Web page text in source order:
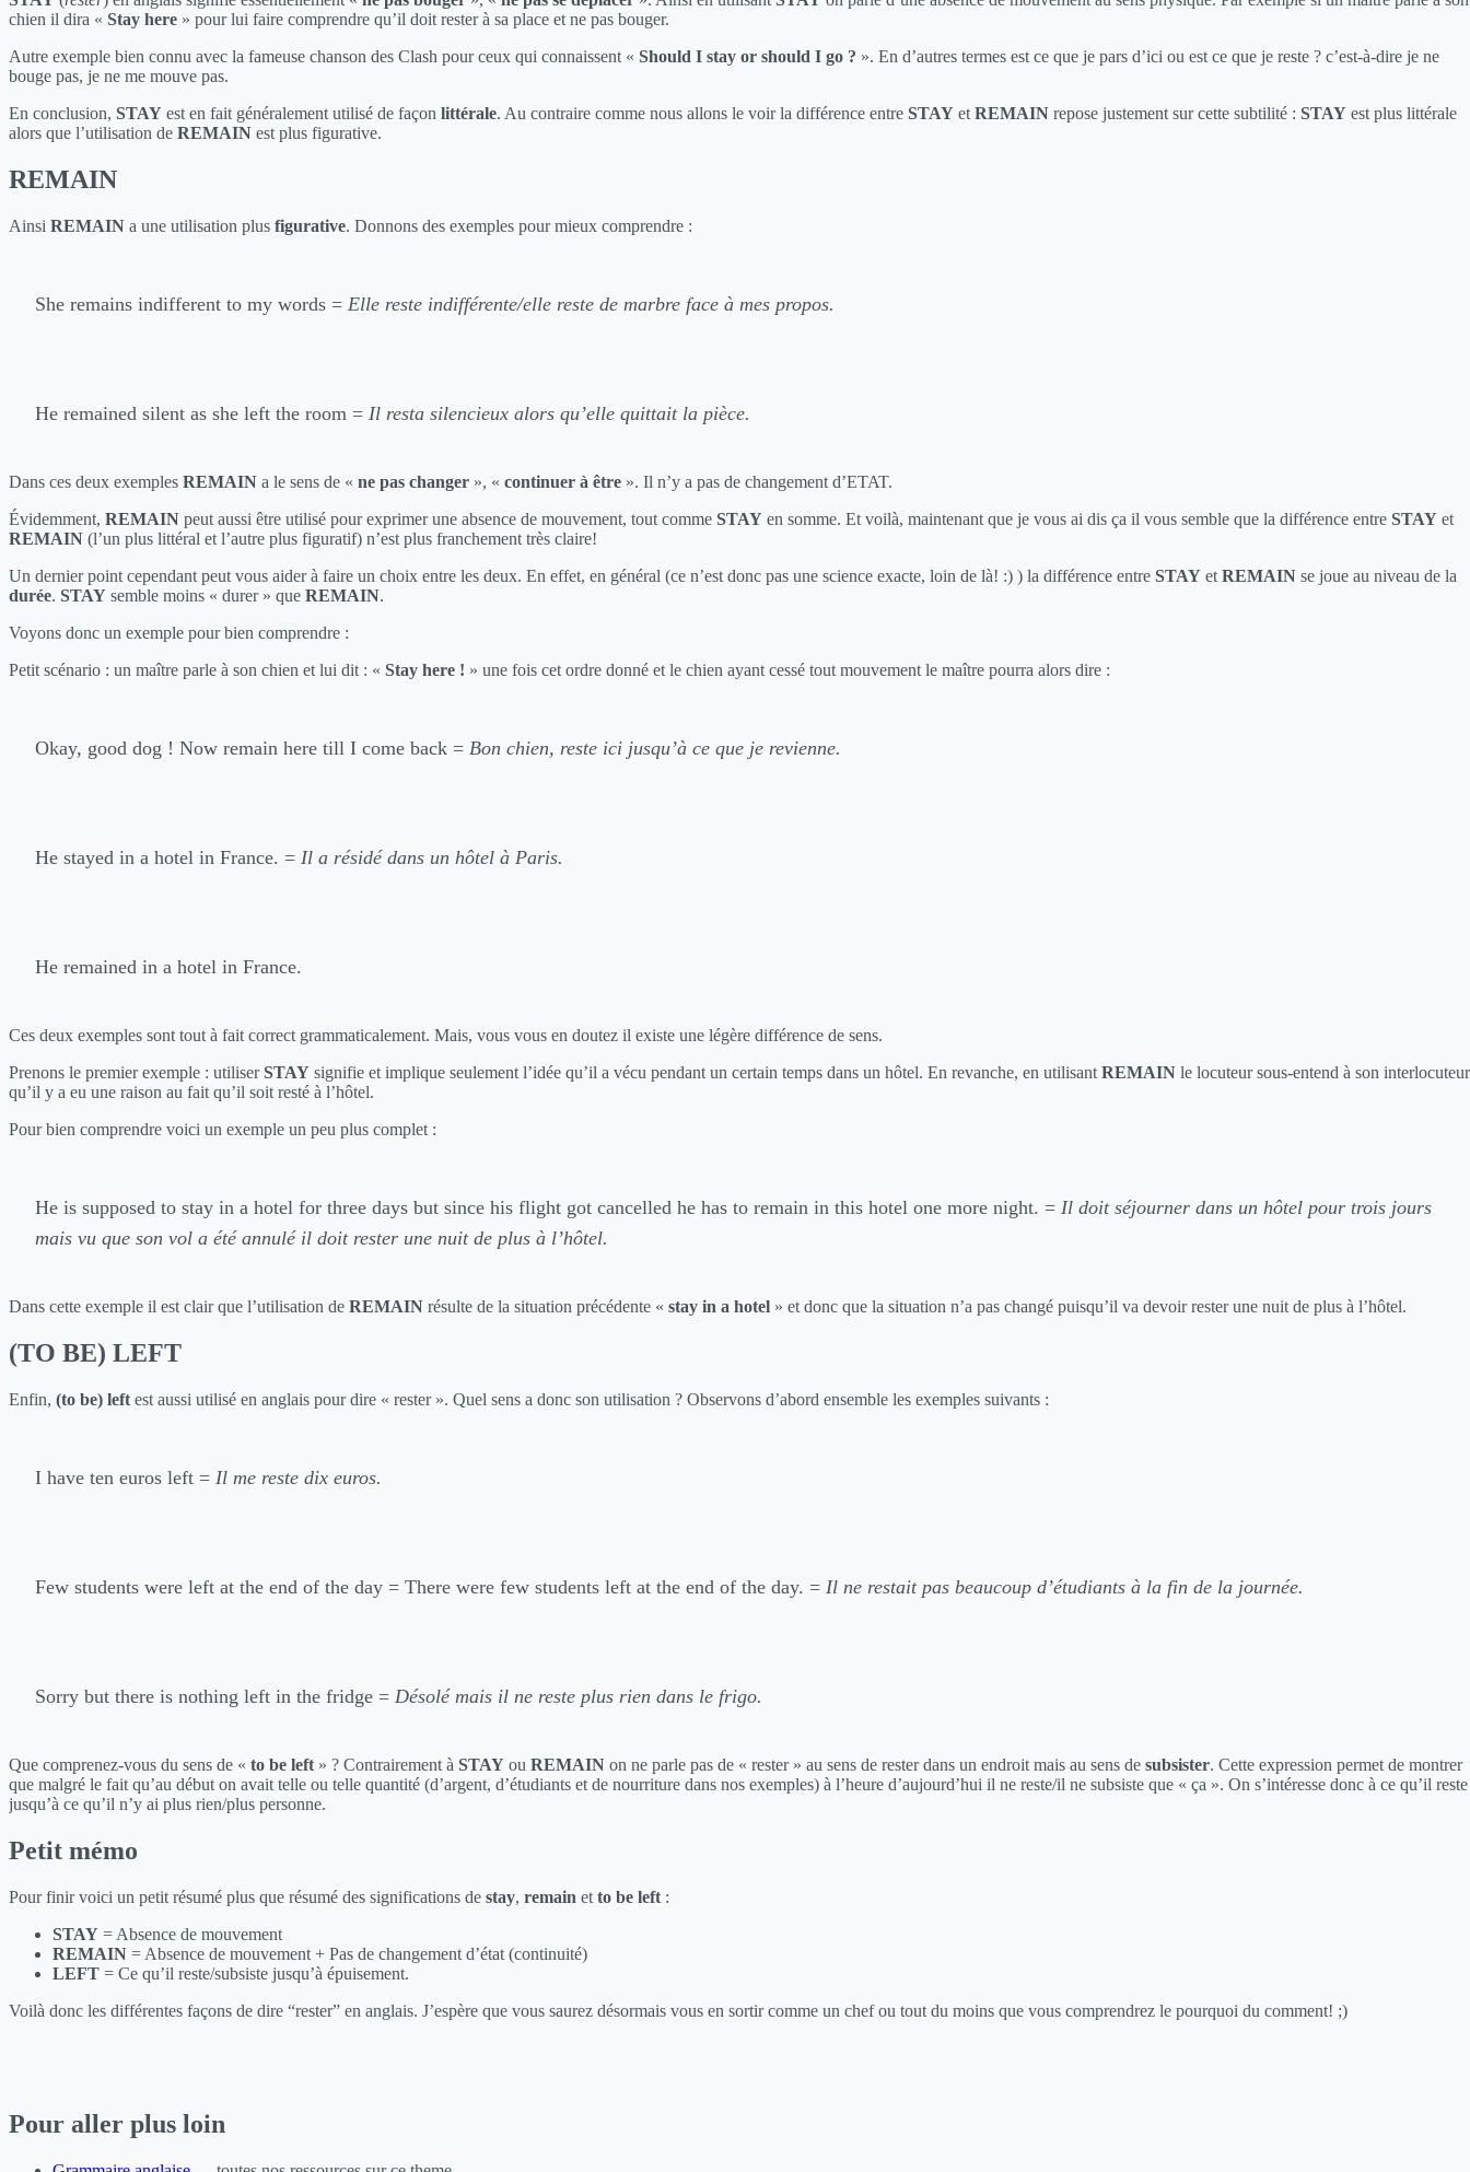
chien il dira « Stay here » pour lui faire comprendre qu’il doit rester à sa place et ne pas bouger.
Autre exemple bien connu avec la fameuse chanson des Clash pour ceux qui connaissent « Should I stay or should I go ? ». En d’autres termes est ce que je pars d’ici ou est ce que je reste ? c’est-à-dire je ne
bouge pas, je ne me mouve pas.
En conclusion, STAY est en fait généralement utilisé de façon littérale. Au contraire comme nous allons le voir la différence entre STAY etREMAIN repose justement sur cette subtilité : STAY est plus littérale
alors que l’utilisation de REMAIN est plus figurative.
REMAIN
Ainsi REMAIN a une utilisation plus figurative. Donnons des exemples pour mieux comprendre :
She remains indifferent to my words = Elle reste indifférente/elle reste de marbre face à mes propos.
He remained silent as she left the room = Il resta silencieux alors qu’elle quittait la pièce.
Dans ces deux exemples REMAIN a le sens de « ne pas changer », « continuer à être ». Il n’y a pas de changement d’ETAT.
Évidemment, REMAIN peut aussi être utilisé pour exprimer une absence de mouvement, tout comme STAY en somme. Et voilà, maintenant que je vous ai dis ça il vous semble que la différence entre STAY et
REMAIN (l’un plus littéral et l’autre plus figuratif) n’est plus franchement très claire!
Un dernier point cependant peut vous aider à faire un choix entre les deux. En effet, en général (ce n’est donc pas une science exacte, loin de là! :) ) la différence entre STAY et REMAIN se joue au niveau de la
durée. STAY semble moins « durer » que REMAIN.
Voyons donc un exemple pour bien comprendre :
Petit scénario : un maître parle à son chien et lui dit : « Stay here ! » une fois cet ordre donné et le chien ayant cessé tout mouvement le maître pourra alors dire :
Okay, good dog ! Now remain here till I come back = Bon chien, reste ici jusqu’à ce que je revienne.
He stayed in a hotel in France. = Il a résidé dans un hôtel à Paris.
He remained in a hotel in France.
Ces deux exemples sont tout à fait correct grammaticalement. Mais, vous vous en doutez il existe une légère différence de sens.
Prenons le premier exemple : utiliserSTAY signifie et implique seulement l’idée qu’il a vécu pendant un certain temps dans un hôtel. En revanche, en utilisant REMAIN le locuteur sous-entend à son interlocuteur
qu’il y a eu une raison au fait qu’il soit resté à l’hôtel.
Pour bien comprendre voici un exemple un peu plus complet :
He is supposed to stay in a hotel for three days but since his flight got cancelled he has to remain in this hotel one more night. = Il doit séjourner dans un hôtel pour trois jours
mais vu que son vol a été annulé il doit rester une nuit de plus à l’hôtel.
Dans cette exemple il est clair que l’utilisation de REMAIN résulte de la situation précédente « stay in a hotel » et donc que la situation n’a pas changé puisqu’il va devoir rester une nuit de plus à l’hôtel.
(TO BE) LEFT
Enfin, (to be) left est aussi utilisé en anglais pour dire « rester ». Quel sens a donc son utilisation ? Observons d’abord ensemble les exemples suivants :
I have ten euros left = Il me reste dix euros.
Few students were left at the end of the day = There were few students left at the end of the day. = Il ne restait pas beaucoup d’étudiants à la fin de la journée.
Sorry but there is nothing left in the fridge = Désolé mais il ne reste plus rien dans le frigo.
Que comprenez-vous du sens de « to be left » ? Contrairement à STAY ou REMAIN on ne parle pas de « rester » au sens de rester dans un endroit mais au sens de subsister. Cette expression permet de montrer
que malgré le fait qu’au début on avait telle ou telle quantité (d’argent, d’étudiants et de nourriture dans nos exemples) à l’heure d’aujourd’hui il ne reste/il ne subsiste que « ça ». On s’intéresse donc à ce qu’il reste
jusqu’à ce qu’il n’y ai plus rien/plus personne.
Petit mémo
Pour finir voici un petit résumé plus que résumé des significations de stay, remain et to be left :
STAY = Absence de mouvement
REMAIN = Absence de mouvement + Pas de changement d’état (continuité)
LEFT = Ce qu’il reste/subsiste jusqu’à épuisement.
Voilà donc les différentes façons de dire “rester” en anglais. J’espère que vous saurez désormais vous en sortir comme un chef ou tout du moins que vous comprendrez le pourquoi du comment! ;)
Pour aller plus loin